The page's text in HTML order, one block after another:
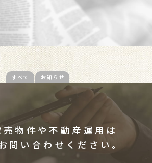
すべて お知らせ
物件や不動産運用は
問い合わせください。